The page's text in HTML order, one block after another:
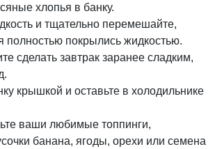
хлопья в банку.
и тщательно перемешайте,
полностью покрылись жидкостью.
сделать завтрак заранее сладким,
крышкой и оставьте в холодильнике
ваши любимые топпинги,
банана, ягоды, орехи или семена